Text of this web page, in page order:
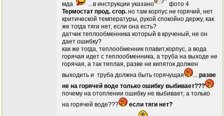
мда ...в инструкции указано
фото 4
Термостат прод. сгор. но там корпус не горячий, нет
критической температуры, рукой спокойно держу, как
же тогда тяги нет, если она есть?
датчик теплообменника который в крученый, не он
дает ошибку?
как же тогда, теплообменник плавит,корпус, а вода
горячая идет с теплообменника, а труба на выходе не
горячая, а так теплая, разве не кипяток должен
выходить и труба должна быть горячущая
....разве
не на горячей воде только ошибку выбивает???
почему на отоплении ошибку не выбивает, а только
на горячей воде???
если тяги нет?